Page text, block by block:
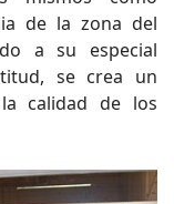
de la zona del
a su especial
se crea un
calidad de los